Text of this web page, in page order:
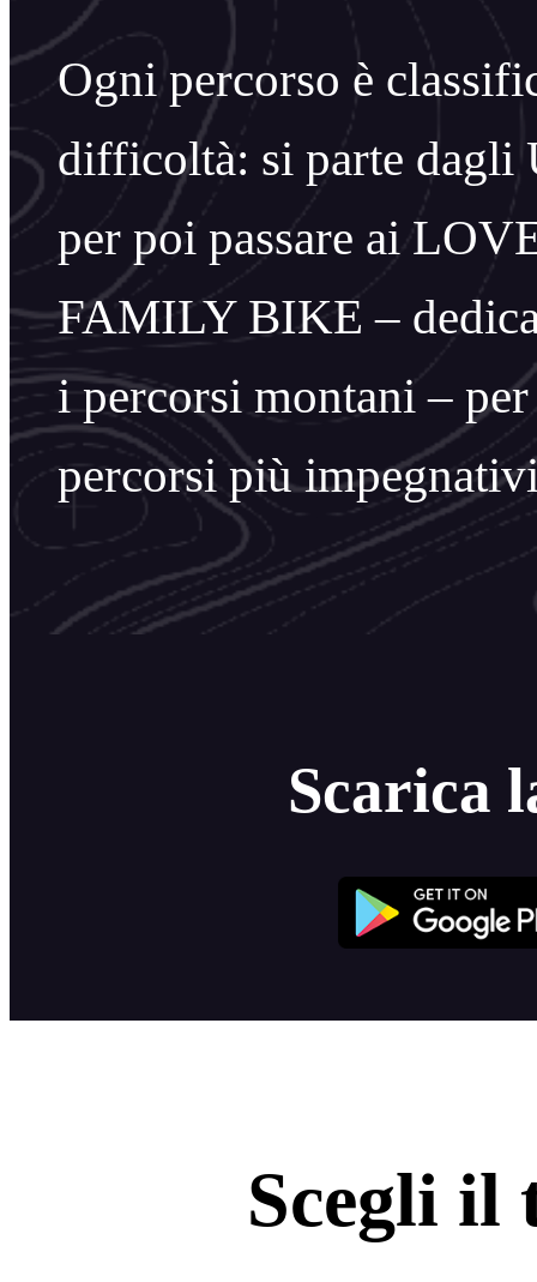
Ogni percorso è
difficoltà: si parte
per poi passare ai
FAMILY BIKE –
i percorsi montani –
percorsi più
Scarica
Scegli il